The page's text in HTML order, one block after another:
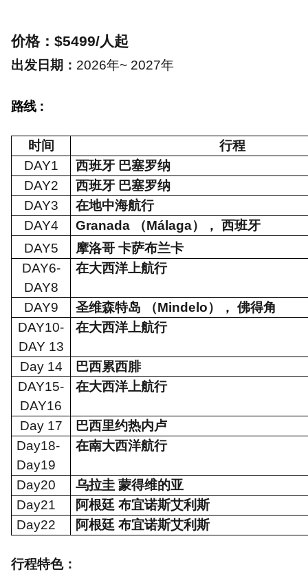
价格： $5499/人起
出发日期： 2026年~ 2027年
路线：
时间
行程
DAY1
西班牙 巴塞罗纳
DAY2
西班牙 巴塞罗纳
DAY3
在地中海航行
DAY4
Granada （Má laga）， 西班牙
DAY5
摩洛哥 卡萨布兰卡
DAY6-
DAY8
在大西洋上航行
DAY9 圣维森特岛 （Mindelo）， 佛得角
DAY10-
DAY 13
在大西洋上航行
Day 14
巴西累西腓
DAY15-
DAY16
在大西洋上航行
Day 17
巴西里约热内卢
Day18-
Day19
在南大西洋航行
Day20
乌拉圭 蒙得维的亚
Day21
阿根廷 布宜诺斯艾利斯
Day22
阿根廷 布宜诺斯艾利斯
行程特色：